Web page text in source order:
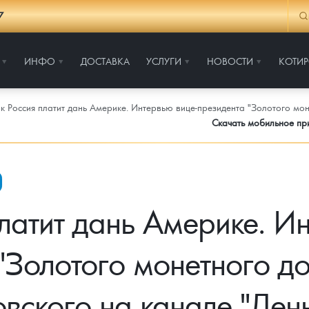
ИНФО ДОСТАВКА УСЛУГИ НОВОСТИ
Россия платит дань Америке. Интервью вице-президента "Золотого
Скачать мобильное
дань Америке.
монетного